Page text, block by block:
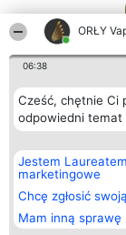
ORŁY
06:38
Cześć, chętnie Ci
odpowiedni temat
Jestem
marketingowe
Chcę zgłosić
Mam inną sprawę
Organizator
Bright Side Solutions sp.
o. sp. k.
ul. Ruska 22
Wrocław 50-079
KRS 0000749100 | Regon
381313360 | NIP